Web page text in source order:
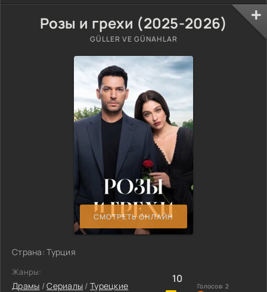
Розы и грехи (2025-2026)
GÜLLER VE GÜNAHLAR
СМОТРЕТЬ ОНЛАЙН
Страна: Турция
Жанры:
Драмы /Сериалы /Турецкие
10
Голосов: 2